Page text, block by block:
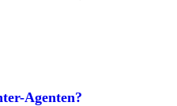
Agenten?